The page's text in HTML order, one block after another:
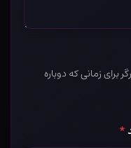
برای زمانی که دوباره
*